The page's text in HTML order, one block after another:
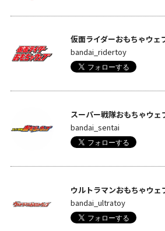
仮面ライダーおもちゃウェ
bandai_ridertoy
スーパー戦隊おもちゃウェ
bandai_sentai
ウルトラマンおもちゃウェ
bandai_ultratoy